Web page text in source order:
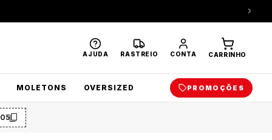
AJUDA RASTREIO CONTA CARRINHO
MOLETONS OVERSIZED PROMOÇÕES